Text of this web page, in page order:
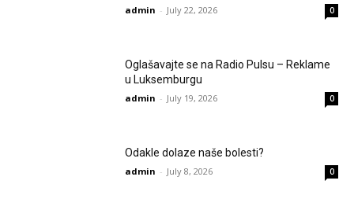
admin - July 22, 2026 0
Oglašavajte se na Radio Pulsu – Reklame
u Luksemburgu
admin - July 19, 2026 0
Odakle dolaze naše bolesti?
admin - July 8, 2026 0